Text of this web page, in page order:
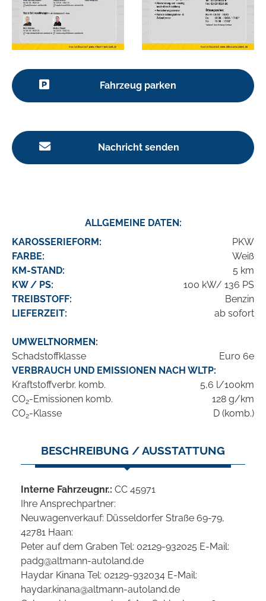
Fahrzeug parken
Nachricht senden
ALLGEMEINE DATEN:
KAROSSERIEFORM:
PKW
FARBE:
Weiß
KM-STAND:
5 km
KW / PS:
100 kW/ 136 PS
TREIBSTOFF:
Benzin
LIEFERZEIT:
ab sofort
UMWELTNORMEN:
Schadstoffklasse
Euro 6e
VERBRAUCH UND EMISSIONEN NACH WLTP:
Kraftstoffverbr. komb.
5,6 l/100km
CO2-Emissionen komb.
128 g/km
CO2-Klasse D (komb.)
BESCHREIBUNG / AUSSTATTUNG
Interne Fahrzeugnr.: CC 45971
Ihre Ansprechpartner:
Neuwagenverkauf: Düsseldorfer Straße 69-79,
42781 Haan:
Peter auf dem Graben Tel: 02129-932025 E-Mail:
padg@altmann-autoland.de
Haydar Kinana Tel: 02129-932034 E-Mail:
haydar.kinana@altmann-autoland.de